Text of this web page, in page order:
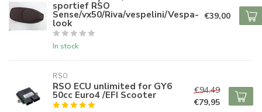
sportief RSO
Sense/vx50/Riva/vespelini/Vespa-
look
In stock
€39,00
RSO
RSO ECU unlimited for GY6
50cc Euro4 /EFI Scooter
€94,49
€79,95